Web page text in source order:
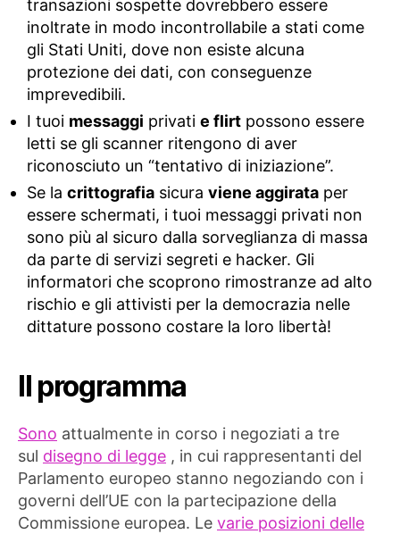
transazioni sospette dovrebbero essere
inoltrate in modo incontrollabile a stati come
gli Stati Uniti, dove non esiste alcuna
protezione dei dati, con conseguenze
imprevedibili.
I tuoi messaggi privati e flirt possono essere
letti se gli scanner ritengono di aver
riconosciuto un “tentativo di iniziazione”.
Se la crittografia sicura viene aggirata per
essere schermati, i tuoi messaggi privati ​​non
sono più al sicuro dalla sorveglianza di massa
da parte di servizi segreti e hacker. Gli
informatori che scoprono rimostranze ad alto
rischio e gli attivisti per la democrazia nelle
dittature possono costare la loro libertà!
Il programma
Sono attualmente in corso i negoziati a tre
sul disegno di legge , in cui rappresentanti del
Parlamento europeo stanno negoziando con i
governi dell’UE con la partecipazione della
Commissione europea. Le varie posizioni delle